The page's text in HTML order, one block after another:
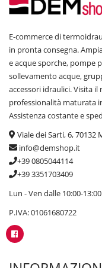
Asciugatori
materiale con cui sono
prodotto e quindi la sua
oggetto diatti vandalici
inoxpotrebbe
interessati a sporcare i
sciacquata. Esistono
inibiscono l'uso di
gusti estetici potrai
Dimensione e
Valutare la misura di
ottimizzare gli spazi nel
più o meno
all'ambiente. Guarda
E-commerce di
in pronta consegna.
e acque sporche, pompe
sollevamento acque,
accessori idraulici. Visita
professionalità maturata
Assistenza costante e
Viale dei Sarti, 6, 70132
info@demshop.it
+39 0805044114
+39 3351703409
Lun - Ven dalle 10:00-
P.IVA: 01061680722